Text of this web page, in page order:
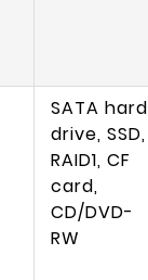
SATA hard
drive, SSD,
RAID1, CF
card,
CD/DVD-
RW